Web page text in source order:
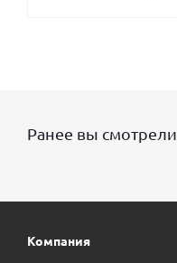
Ранее вы смотрели
Компания